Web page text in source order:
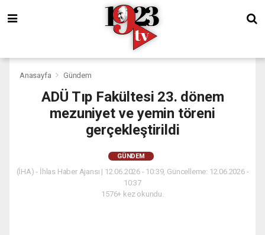
Anasayfa Gündem
ADÜ Tıp Fakültesi 23. dönem
mezuniyet ve yemin töreni
gerçekleştirildi
GÜNDEM
(İHA) - İhlas Haber Ajansı | 12.06.2026 - 10:39, Güncelleme: 12.06.2026 -
10:37
1576+ kez okundu.